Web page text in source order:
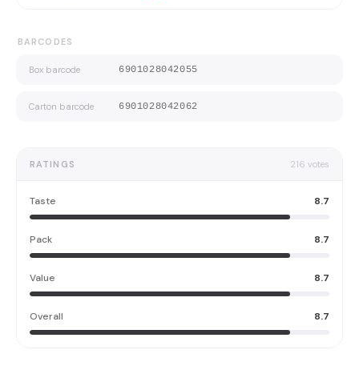
BARCODES
Box barcode 6901028042055
Carton barcode 6901028042062
RATINGS 216 votes
Taste 8.7
Pack 8.7
Value 8.7
Overall 8.7